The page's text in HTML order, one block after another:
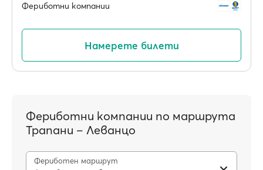
Фериботни компании
Намерете билети
Фериботни компании по маршрута
Трапани – Леванцо
Фериботен маршрут